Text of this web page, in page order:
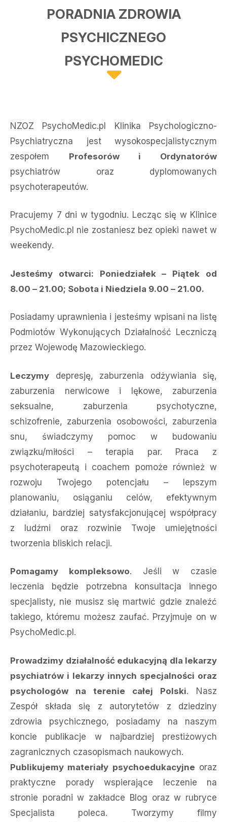
PORADNIA ZDROWIA
PSYCHICZNEGO
PSYCHOMEDIC
NZOZ PsychoMedic.pl Klinika Psychologiczno-
Psychiatryczna jest wysokospecjalistycznym
zespołem Profesorów i Ordynatorów
psychiatrów oraz dyplomowanych
psychoterapeutów.
Pracujemy 7 dni w tygodniu. Lecząc się w Klinice
PsychoMedic.pl nie zostaniesz bez opieki nawet w
weekendy.
Jesteśmy otwarci: Poniedziałek – Piątek od
8.00 – 21.00; Sobota i Niedziela 9.00 – 21.00.
Posiadamy uprawnienia i jesteśmy wpisani na listę
Podmiotów Wykonujących Działalność Leczniczą
przez Wojewodę Mazowieckiego.
Leczymy depresję, zaburzenia odżywiania się,
zaburzenia nerwicowe i lękowe, zaburzenia
seksualne, zaburzenia psychotyczne,
schizofrenie, zaburzenia osobowości, zaburzenia
snu, świadczymy pomoc w budowaniu
związku/miłości – terapia par. Praca z
psychoterapeutą i coachem pomoże również w
rozwoju Twojego potencjału – lepszym
planowaniu, osiąganiu celów, efektywnym
działaniu, bardziej satysfakcjonującej współpracy
z ludźmi oraz rozwinie Twoje umiejętności
tworzenia bliskich relacji.
Pomagamy kompleksowo. Jeśli w czasie
leczenia będzie potrzebna konsultacja innego
specjalisty, nie musisz się martwić gdzie znaleźć
takiego, któremu możesz zaufać. Przyjmuje on w
PsychoMedic.pl.
Prowadzimy działalność edukacyjną dla lekarzy
psychiatrów i lekarzy innych specjalności oraz
psychologów na terenie całej Polski. Nasz
Zespół składa się z autorytetów z dziedziny
zdrowia psychicznego, posiadamy na naszym
koncie publikacje w najbardziej prestiżowych
zagranicznych czasopismach naukowych.
Publikujemy materiały psychoedukacyjne oraz
praktyczne porady wspierające leczenie na
stronie poradni w zakładce Blog oraz w rubryce
Specjalista poleca. Tworzymy filmy